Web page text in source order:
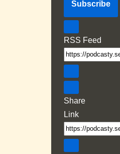
Subscribe
RSS Feed
Share
Link